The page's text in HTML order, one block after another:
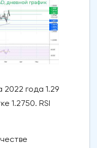
года 1.29
1.2750. RSI